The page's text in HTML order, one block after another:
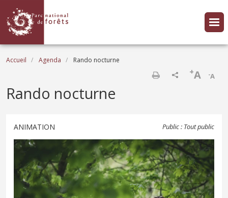
Fil d'Ariane
Accueil Agenda Rando nocturne
-A
+A
Rando nocturne
ANIMATION Public : Tout public